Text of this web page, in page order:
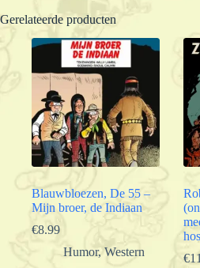
Gerelateerde producten
Blauwbloezen, De 55 –
Mijn broer, de Indiaan
€8.99
Humor,Western
€